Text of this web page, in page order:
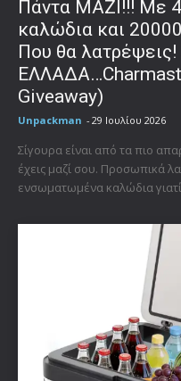
Πάντα ΜΑΖΙ!!! Με
καλώδια και
Που θα
Giveaway)
Unpackman - 29 Ιουλίου 2026
Σίγουρα είναι από τα πιο
έχεις μαζί σου. Προσωπικά
ενσωματωμένα καλώδια